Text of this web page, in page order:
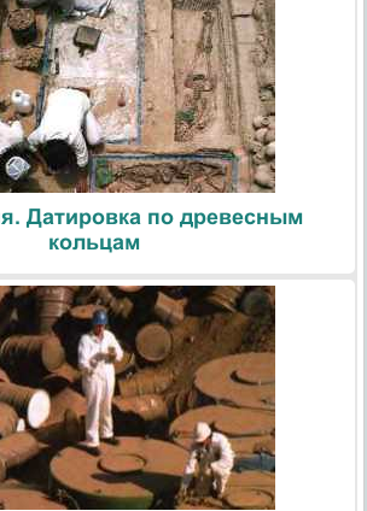
Датировка по древесным
кольцам